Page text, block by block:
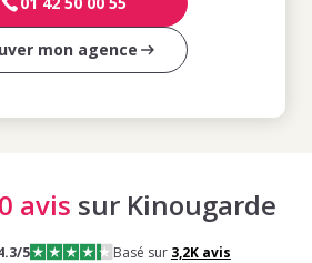
mon agence
avis sur Kinougarde
/5 Basé sur 3,2Kavis